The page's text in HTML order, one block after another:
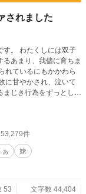
されました
す。 わたくしには双子
あまり、我儘に育ちま
れているにもかかわら
に甘やかされ、泣いて
まじき行為をずっとして
うです。 そんなあざ
にか両親も兄も、使用
も妹の言葉を鵜呑みに
話です。 全１５話。 ※カクヨムでも公開しています
件
ぁ
妹
53
文字数 44,404